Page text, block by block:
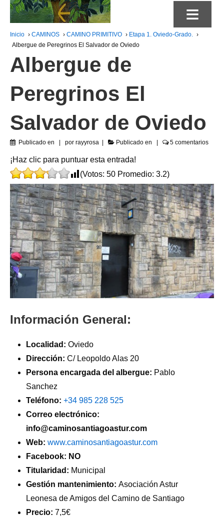
≡
Inicio › CAMINOS › CAMINO PRIMITIVO › Etapa 1. Oviedo-Grado. ›
Albergue de Peregrinos El Salvador de Oviedo
Albergue de
Peregrinos El
Salvador de Oviedo
Publicado en por rayyrosa Publicado en 5 comentarios
¡Haz clic para puntuar esta entrada!
(Votos: 50 Promedio: 3.2)
Información General:
Localidad: Oviedo
Dirección: C/ Leopoldo Alas 20
Persona encargada del albergue: Pablo
Sanchez
Teléfono: +34 985 228 525
Correo electrónico:
info@caminosantiagoastur.com
Web: www.caminosantiagoastur.com
Facebook: NO
Titularidad: Municipal
Gestión mantenimiento: Asociación Astur
Leonesa de Amigos del Camino de Santiago
Precio: 7,5€